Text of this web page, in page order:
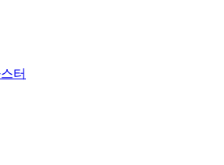
터